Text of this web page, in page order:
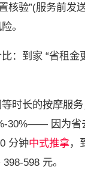
核验”(服务前发
。
到家 “省租金
长的按摩服务
30%—— 因为省
分钟中式推拿，
598 元。